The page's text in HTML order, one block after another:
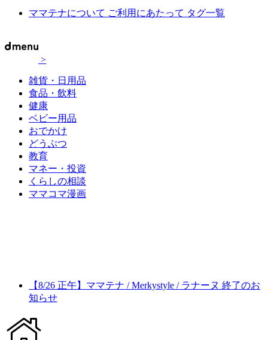
ママテナについて ご利用にあたって タグ一覧
>
雑貨・日用品
食品・飲料
健康
ベビー用品
おでかけ
どうぶつ
教育
マネー・投資
くらしの相談
ママコマ漫画
【8/26 正午】ママテナ / Merkystyle / ラナーヌ 終了のお
知らせ